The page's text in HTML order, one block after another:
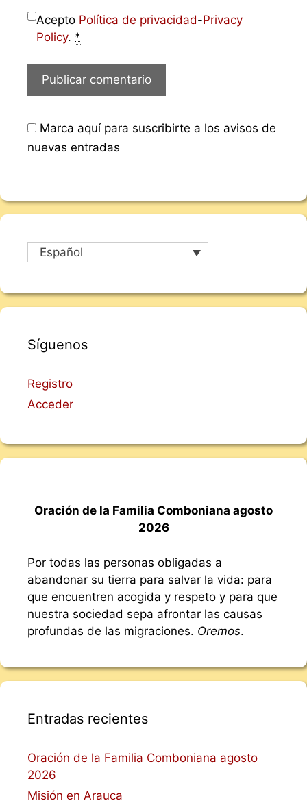
Acepto Política de privacidad-Privacy
Policy. *
Marca aquí para suscribirte a los avisos de
nuevas entradas
Español
Síguenos
Registro
Acceder
Oración de la Familia Comboniana agosto
2026
Por todas las personas obligadas a
abandonar su tierra para salvar la vida: para
que encuentren acogida y respeto y para que
nuestra sociedad sepa afrontar las causas
profundas de las migraciones. Oremos.
Entradas recientes
Oración de la Familia Comboniana agosto
2026
Misión en Arauca